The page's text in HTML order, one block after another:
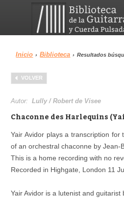
Menu
Biblioteca
Área personal
Inicio › Biblioteca › Resultados
VOLVER
Autor:Lully / Robert de Visee
Chaconne des Harlequins
Yair Avidor plays a transcription for
of an orchestral chaconne by Jean-
This is a home recording with no
Recorded in Highgate, London 11
Yair Avidor is a lutenist and guitarist